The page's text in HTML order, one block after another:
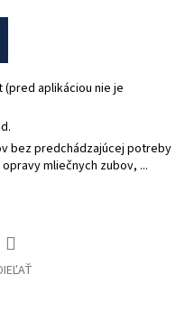
aplikáciou nie je
bez predchádzajúcej potreby
mliečnych zubov, ...